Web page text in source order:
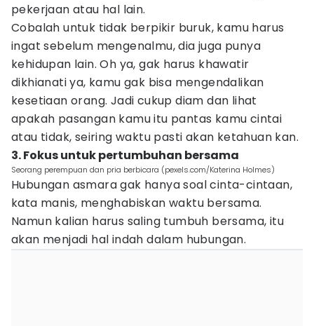
pekerjaan atau hal lain.
Cobalah untuk tidak berpikir buruk, kamu harus
ingat sebelum mengenalmu, dia juga punya
kehidupan lain. Oh ya, gak harus khawatir
dikhianati ya, kamu gak bisa mengendalikan
kesetiaan orang. Jadi cukup diam dan lihat
apakah pasangan kamu itu pantas kamu cintai
atau tidak, seiring waktu pasti akan ketahuan kan.
3. Fokus untuk pertumbuhan bersama
Seorang perempuan dan pria berbicara (pexels.com/Katerina Holmes)
Hubungan asmara gak hanya soal cinta-cintaan,
kata manis, menghabiskan waktu bersama.
Namun kalian harus saling tumbuh bersama, itu
akan menjadi hal indah dalam hubungan.